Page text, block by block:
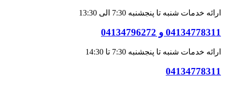
ارائه خدمات شنبه تا پنجشنبه 7:30 الی 13:30
04134778311 و 04134796272
ارائه خدمات شنبه تا پنجشنبه 7:30 تا 14:30
04134778311